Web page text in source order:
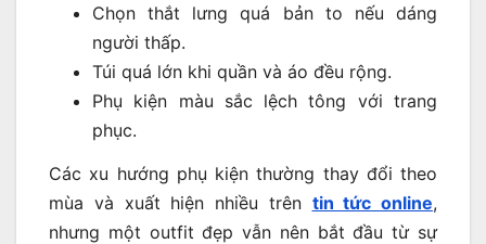
Chọn thắt lưng quá bản to nếu dáng
người thấp.
Túi quá lớn khi quần và áo đều rộng.
Phụ kiện màu sắc lệch tông với trang
phục.
Các xu hướng phụ kiện thường thay đổi theo
mùa và xuất hiện nhiều trên tin tức online,
nhưng một outfit đẹp vẫn nên bắt đầu từ sự